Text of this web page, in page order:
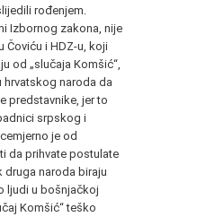
rođenjem.
Izbornog zakona, nije
Čoviću i HDZ-u, koji
od „slučaja Komšić“,
naroda da
predstavnike, jer to
srpskog i
je od
da prihvate postulate
druga naroda biraju
ljudi u bošnjačkoj
Komšić“ teško